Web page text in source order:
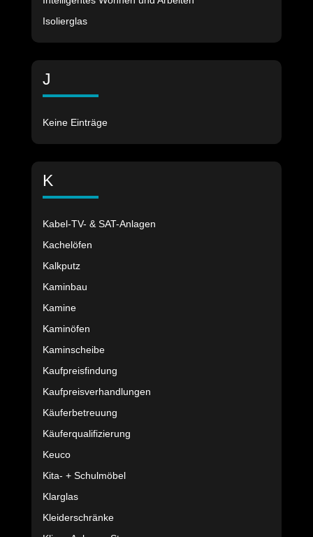
Isolierglas
J
Keine Einträge
K
Kabel-TV- & SAT-Anlagen
Kachelöfen
Kalkputz
Kaminbau
Kamine
Kaminöfen
Kaminscheibe
Kaufpreisfindung
Kaufpreisverhandlungen
Käuferbetreuung
Käuferqualifizierung
Keuco
Kita- + Schulmöbel
Klarglas
Kleiderschränke